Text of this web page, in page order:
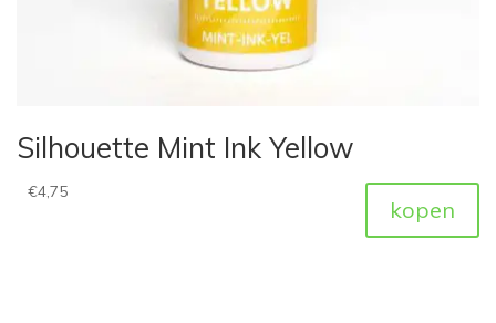
Silhouette Mint Ink Yellow
€4,75
kopen